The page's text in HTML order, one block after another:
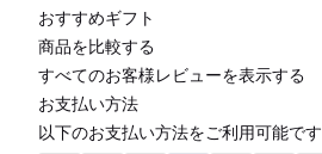
おすすめギフト
商品を比較する
すべてのお客様レビューを表示する
お支払い方法
以下のお支払い方法をご利用可能です